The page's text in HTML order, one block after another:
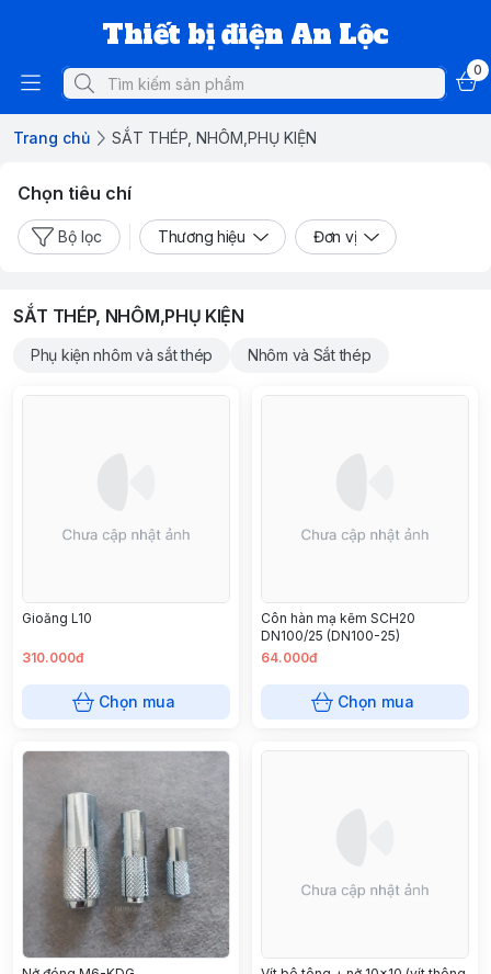
Thiết bị điện An Lộc
0
Trang chủ SẮT THÉP, NHÔM,PHỤ KIỆN
Chọn tiêu chí
Bộ lọc Thương hiệu Đơn vị
SẮT THÉP, NHÔM,PHỤ KIỆN
Phụ kiện nhôm và sắt thép Nhôm và Sắt thép
Gioăng L10
310.000đ
Chọn mua
Côn hàn mạ kẽm SCH20
DN100/25 (DN100-25)
64.000đ
Chọn mua